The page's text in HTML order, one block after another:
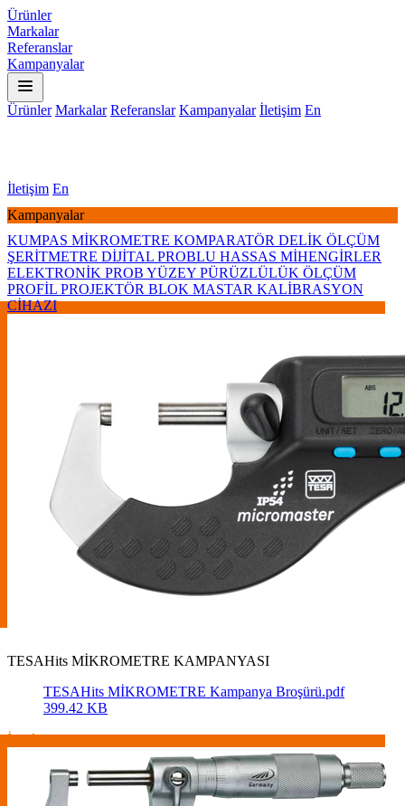
Ürünler
Markalar
Referanslar
Kampanyalar
Ürünler Markalar Referanslar Kampanyalar İletişim En
İletişim En
Kampanyalar
KUMPAS MİKROMETRE KOMPARATÖR DELİK ÖLÇÜM
ŞERİTMETRE DİJİTAL PROBLU HASSAS MİHENGİRLER
ELEKTRONİK PROB YÜZEY PÜRÜZLÜLÜK ÖLÇÜM
PROFİL PROJEKTÖR BLOK MASTAR KALİBRASYON
CİHAZI
TESAHits MİKROMETRE KAMPANYASI
TESAHits MİKROMETRE Kampanya Broşürü.pdf
399.42 KB
İncele